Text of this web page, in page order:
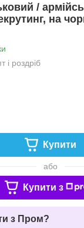
/
на
і роздріб
Купити
або
Купити з
з Пром?